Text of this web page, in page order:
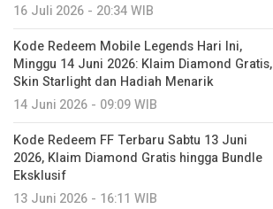
16 Juli 2026 - 20:34 WIB
Kode Redeem Mobile Legends Hari Ini,
Minggu 14 Juni 2026: Klaim Diamond Gratis,
Skin Starlight dan Hadiah Menarik
14 Juni 2026 - 09:09 WIB
Kode Redeem FF Terbaru Sabtu 13 Juni
2026, Klaim Diamond Gratis hingga Bundle
Eksklusif
13 Juni 2026 - 16:11 WIB